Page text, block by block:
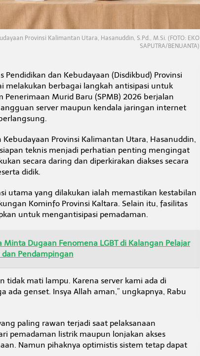
Provinsi Kalimantan Utara, Hasanuddin, S.Pd., M.Si. (FOTO: EKO
SAPUTRA/BENUANTA)
Pendidikan dan Kebudayaan (Disdikbud) Provinsi
melakukan berbagai langkah antisipasi untuk
Penerimaan Murid Baru (SPMB) 2026 berjalan
server maupun kendala jaringan internet
Kebudayaan Provinsi Kalimantan Utara, Hasanuddin,
teknis menjadi perhatian penting mengingat
secara daring dan diperkirakan diakses secara
didik.
utama yang dilakukan ialah memastikan kestabilan
Kominfo Provinsi Kaltara. Selain itu, fasilitas
untuk mengantisipasi pemadaman.
Minta Dugaan Fenomena LGBT di Kalangan Pelajar
Pendampingan
tidak mati lampu. Karena server kami ada di
ada genset. Insya Allah aman,” ungkapnya, Rabu
paling rawan terjadi saat pelaksanaan
pemadaman listrik maupun lonjakan akses
Namun pihaknya optimistis sistem tetap dapat